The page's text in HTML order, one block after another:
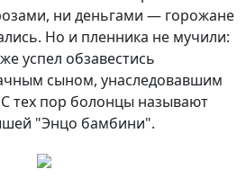
ни деньгами — горожане
Но и пленника не мучили:
успел обзавестись
сыном, унаследовавшим
тех пор болонцы называют
"Энцо бамбини".